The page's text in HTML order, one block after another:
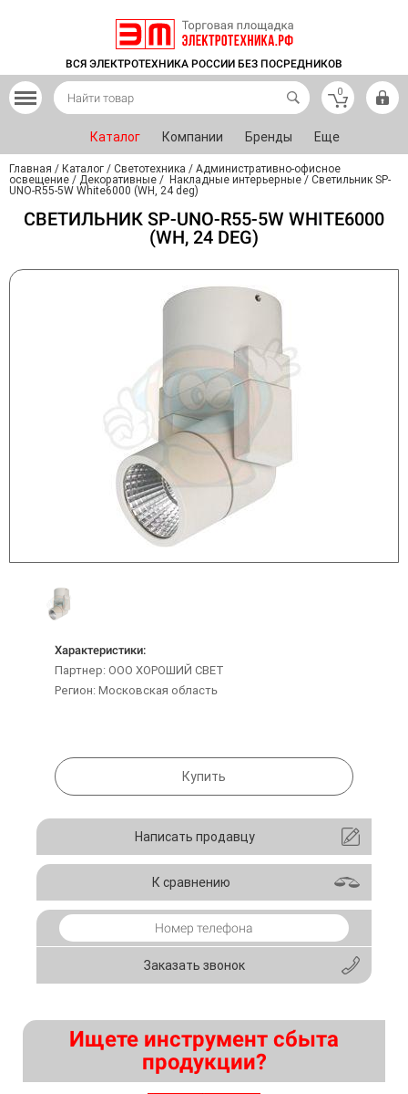
ВСЯ ЭЛЕКТРОТЕХНИКА РОССИИ БЕЗ ПОСРЕДНИКОВ
0
Каталог Компании Бренды Еще
Главная / Каталог / Светотехника / Административно-офисное
освещение / Декоративные / Накладные интерьерные / Светильник SP-
UNO-R55-5W White6000 (WH, 24 deg)
СВЕТИЛЬНИК SP-UNO-R55-5W WHITE6000
(WH, 24 DEG)
Характеристики:
Партнер: ООО ХОРОШИЙ СВЕТ
Регион: Московская область
Купить
Ищете инструмент сбыта
продукции?
Написать продавцу
К сравнению
Заказать звонок